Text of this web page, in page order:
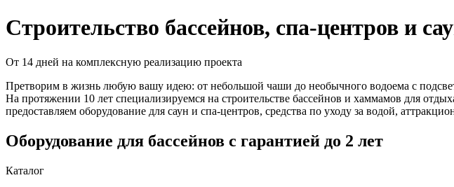
Строительство бассейнов, спа-центров и
От 14 дней на комплексную реализацию проекта
Претворим в жизнь любую вашу идею: от небольшой чаши до необычного водоема с
На протяжении 10 лет специализируемся на строительстве бассейнов и хаммамов для
предоставляем оборудование для саун и спа-центров, средства по уходу за водой,
Оборудование для бассейнов с гарантией до 2 лет
Каталог